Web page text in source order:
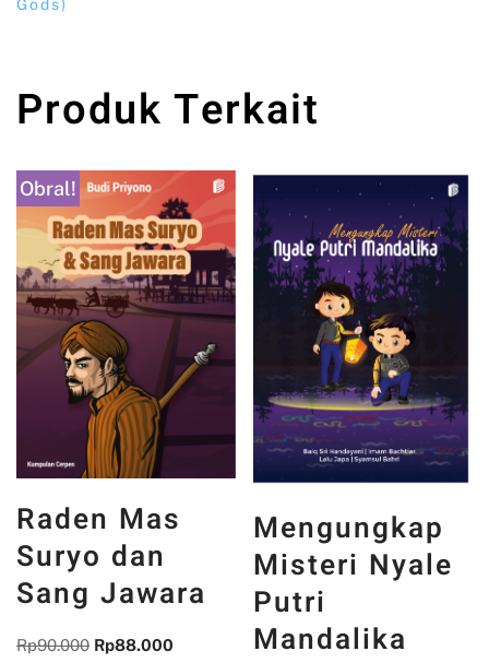
Gods)
Produk Terkait
Obral!
Raden Mas
Suryo dan
Sang Jawara
Rp90.000 Rp88.000
Mengungkap
Misteri Nyale
Putri
Mandalika